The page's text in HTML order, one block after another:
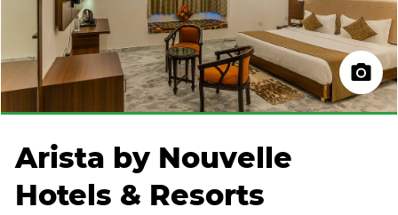
Arista by Nouvelle
Hotels & Resorts